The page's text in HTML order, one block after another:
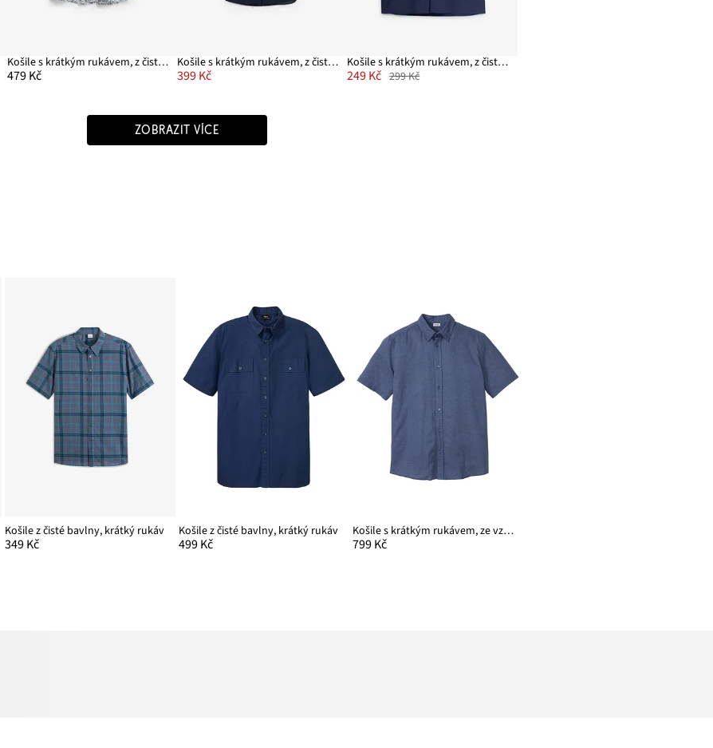
Košile s krátkým rukávem, z čisté organické bavlny
479 Kč
Košile s krátkým rukávem, z čisté bavlny
399 Kč
Košile s krátkým rukávem, z čisté organické bavlny
249 Kč 299 Kč
ZOBRAZIT VÍCE
Košile z čisté bavlny, krátký rukáv
349 Kč
Košile z čisté bavlny, krátký rukáv
499 Kč
Košile s krátkým rukávem, ze vzdušné lněné směsi
799 Kč